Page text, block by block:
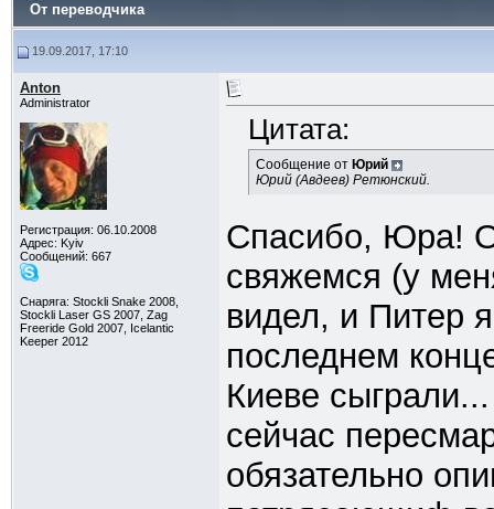
От переводчика
19.09.2017, 17:10
Anton
Administrator
Регистрация: 06.10.2008
Адрес: Kyiv
Сообщений: 667
Снаряга: Stockli Snake 2008,
Stockli Laser GS 2007, Zag
Freeride Gold 2007, Icelantic
Keeper 2012
Цитата:
Сообщение от Юрий
Юрий (Авдеев) Ретюнский.
Спасибо, Юра!
свяжемся (у
видел, и Питер
последнем
Киеве
сейчас
обязательно